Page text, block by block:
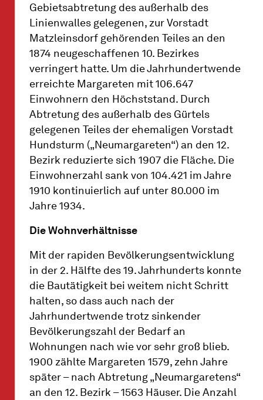
Gebietsabtretung des außerhalb des
Linienwalles gelegenen, zur Vorstadt
Matzleinsdorf gehörenden Teiles an den
1874 neugeschaffenen 10. Bezirkes
verringert hatte. Um die Jahrhundertwende
erreichte Margareten mit 106.647
Einwohnern den Höchststand. Durch
Abtretung des außerhalb des Gürtels
gelegenen Teiles der ehemaligen Vorstadt
Hundsturm („Neumargareten“) an den 12.
Bezirk reduzierte sich 1907 die Fläche. Die
Einwohnerzahl sank von 104.421 im Jahre
1910 kontinuierlich auf unter 80.000 im
Jahre 1934.
Die Wohnverhältnisse
Mit der rapiden Bevölkerungsentwicklung
in der 2. Hälfte des 19. Jahrhunderts konnte
die Bautätigkeit bei weitem nicht Schritt
halten, so dass auch nach der
Jahrhundertwende trotz sinkender
Bevölkerungszahl der Bedarf an
Wohnungen nach wie vor sehr groß blieb.
1900 zählte Margareten 1579, zehn Jahre
später – nach Abtretung „Neumargaretens“
an den 12. Bezirk – 1563 Häuser. Die Anzahl